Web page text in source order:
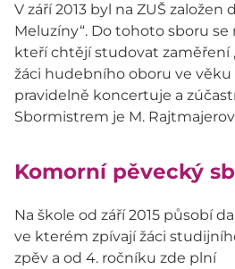
V září 2013 byl na ZUŠ
Meluzíny“. Do tohoto sboru
kteří chtějí studovat zaměření
žáci hudebního oboru ve věku
pravidelně koncertuje a
Sbormistrem je M.
Komorní pěvecký
Na škole od září 2015 působí
ve kterém zpívají žáci
zpěv a od 4. ročníku zde plní